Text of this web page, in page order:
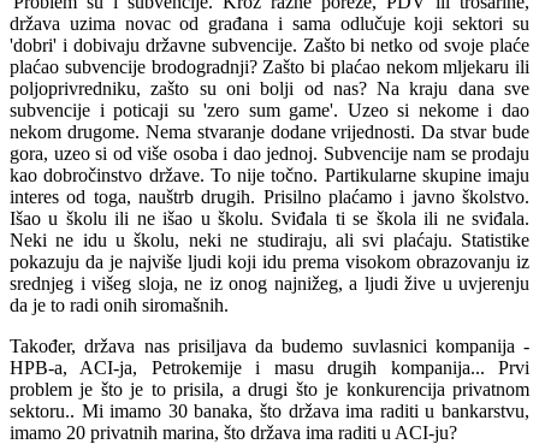
država uzima novac od građana i sama odlučuje koji sektori su
'dobri' i dobivaju državne subvencije. Zašto bi netko od svoje plaće
plaćao subvencije brodogradnji? Zašto bi plaćao nekom mljekaru ili
poljoprivredniku, zašto su oni bolji od nas? Na kraju dana sve
subvencije i poticaji su 'zero sum game'. Uzeo si nekome i dao
nekom drugome. Nema stvaranje dodane vrijednosti. Da stvar bude
gora, uzeo si od više osoba i dao jednoj. Subvencije nam se prodaju
kao dobročinstvo države. To nije točno. Partikularne skupine imaju
interes od toga, nauštrb drugih. Prisilno plaćamo i javno školstvo.
Išao u školu ili ne išao u školu. Sviđala ti se škola ili ne sviđala.
Neki ne idu u školu, neki ne studiraju, ali svi plaćaju. Statistike
pokazuju da je najviše ljudi koji idu prema visokom obrazovanju iz
srednjeg i višeg sloja, ne iz onog najnižeg, a ljudi žive u uvjerenju
da je to radi onih siromašnih.
Također, država nas prisiljava da budemo suvlasnici kompanija -
HPB-a, ACI-ja, Petrokemije i masu drugih kompanija... Prvi
problem je što je to prisila, a drugi što je konkurencija privatnom
sektoru.. Mi imamo 30 banaka, što država ima raditi u bankarstvu,
imamo 20 privatnih marina, što država ima raditi u ACI-ju?